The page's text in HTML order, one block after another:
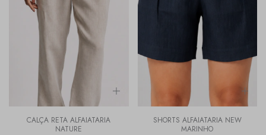
CALÇA RETA ALFAIATARIA
NATURE
SHORTS ALFAIATARIA NEW
MARINHO